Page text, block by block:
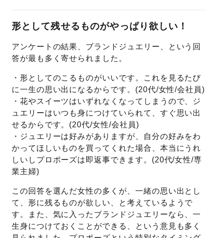
形として残せるものがやっぱり欲しい！
アンケートの結果、ブランドジュエリー、という回
答が最も多く寄せられました。
・形としてのこるものがいいです。これを見るたび
に一生の思い出になるからです。(20代/女性/会社員)
・花やスイーツはいずれなくなってしまうので、ジ
ュエリーはいつも身につけていられて、すぐ思い出
せるからです。(20代/女性/会社員)
・ジュエリーは好みがありますが、自分の好みをわ
かってほしいものを買ってくれた場合、本当にうれ
しいしプロポーズは即返事できます。(20代/女性/専
業主婦)
この回答を選んだ女性の多くが、一緒の思い出とし
て、形に残るものが欲しい、と考えているようで
す。また、気に入ったブランドジュエリーなら、一
生身につけておくことができる、という意見も多く